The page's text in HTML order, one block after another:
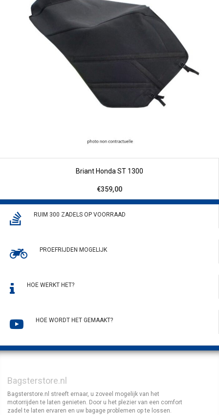
Briant Honda ST 1300
€359,00
RUIM 300 ZADELS OP VOORRAAD
PROEFRIJDEN MOGELIJK
HOE WERKT HET?
HOE WORDT HET GEMAAKT?
Bagsterstore.nl
Bagsterstore.nl streeft ernaar, u zoveel mogelijk van het
motorrijden te laten genieten. Door u het plezier van een comfort
zadel te laten ervaren en uw bagage problemen op te lossen.